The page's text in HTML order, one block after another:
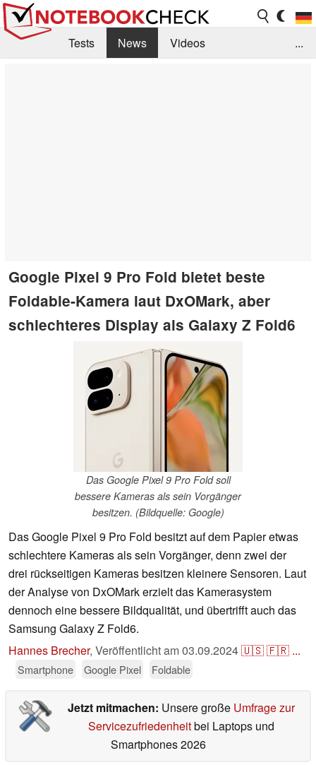
Tests News
Videos
...
Google Pixel 9 Pro Fold bietet beste
Foldable-Kamera laut DxOMark, aber
schlechteres Display als Galaxy Z Fold6
Das Google Pixel 9 Pro Fold soll
bessere Kameras als sein Vorgänger
besitzen. (Bildquelle: Google)
Das Google Pixel 9 Pro Fold besitzt auf dem Papier etwas
schlechtere Kameras als sein Vorgänger, denn zwei der
drei rückseitigen Kameras besitzen kleinere Sensoren. Laut
der Analyse von DxOMark erzielt das Kamerasystem
dennoch eine bessere Bildqualität, und übertrifft auch das
Samsung Galaxy Z Fold6.
Hannes Brecher, Veröffentlicht am03.09.2024🇺🇸🇫🇷 ...
Smartphone Google Pixel Foldable
Jetzt mitmachen: Unsere große Umfrage zur
Servicezufriedenheitbei Laptops und
Smartphones 2026